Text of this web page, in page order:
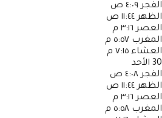
الفجر ٤:٠٩ ص
الظهر ١١:٤٤ ص
العصر ٣:١٦ م
المغرب ٥:٥٧ م
العشاء ٧:١٥ م
30 الأحد
الفجر ٤:٠٨ ص
الظهر ١١:٤٤ ص
العصر ٣:١٦ م
المغرب ٥:٥٨ م